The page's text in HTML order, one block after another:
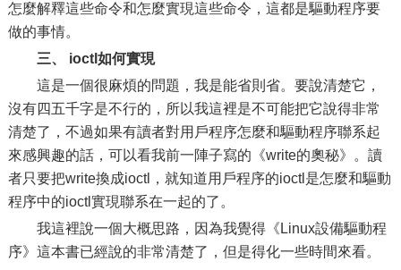
怎麼解釋這些命令和怎麼實現這些命令，這都是驅動程序要
做的事情。
三、 ioctl如何實現
這是一個很麻煩的問題，我是能省則省。要說清楚它，
沒有四五千字是不行的，所以我這裡是不可能把它說得非常
清楚了，不過如果有讀者對用戶程序怎麼和驅動程序聯系起
來感興趣的話，可以看我前一陣子寫的《write的奧秘》。讀
者只要把write換成ioctl，就知道用戶程序的ioctl是怎麼和驅動
程序中的ioctl實現聯系在一起的了。
我這裡說一個大概思路，因為我覺得《Linux設備驅動程
序》這本書已經說的非常清楚了，但是得化一些時間來看。